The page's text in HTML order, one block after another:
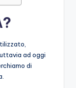
ad oggi
di